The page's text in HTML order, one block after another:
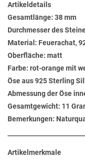
Artikeldetails
Gesamtlänge: 38 mm
Durchmesser des
Material: Feuerachat,
Oberfläche: matt
Farbe: rot-orange mit
Öse aus 925 Sterling
Abmessung der Öse
Gesamtgewicht: 11
Bemerkungen:
Artikelmerkmale